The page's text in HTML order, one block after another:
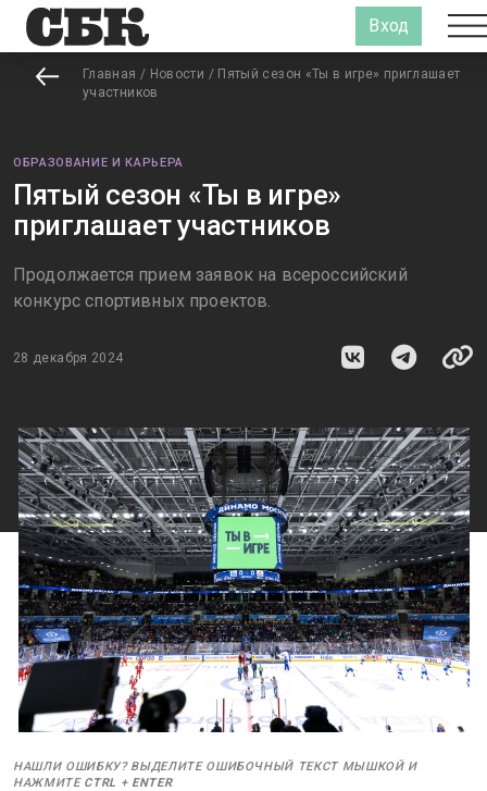
Вход
Главная / Новости / Пятый сезон «Ты в игре» приглашает
участников
ОБРАЗОВАНИЕ И КАРЬЕРА
Пятый сезон «Ты в игре»
приглашает участников
Продолжается прием заявок на всероссийский
конкурс спортивных проектов.
28 декабря 2024
НАШЛИ ОШИБКУ? ВЫДЕЛИТЕ ОШИБОЧНЫЙ ТЕКСТ МЫШКОЙ И
НАЖМИТЕ CTRL + ENTER